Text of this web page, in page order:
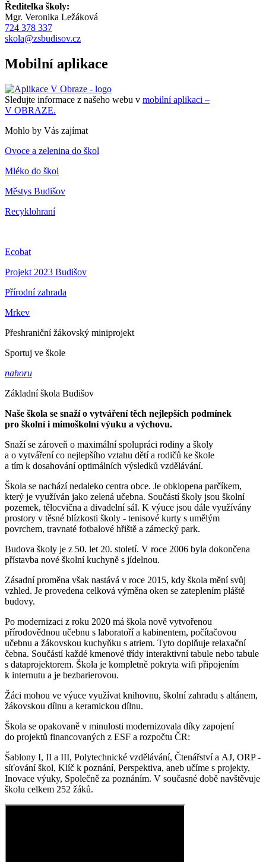
Ředitelka školy:
Mgr. Veronika Ležáková
724 378 337
skola@zsbudisov.cz
Mobilní aplikace
Sledujte informace z našeho webu v mobilní aplikaci –
V OBRAZE.
Mohlo by Vás zajímat
Ovoce a zelenina do škol
Mléko do škol
Městys Budišov
Recyklohraní
Ecobat
Projekt 2023 Budišov
Přírodní zahrada
Mrkev
Přeshraniční žákovský miniprojekt
Sportuj ve škole
nahoru
Základní škola Budišov
Naše škola se snaží o vytváření těch nejlepších podmínek
pro školní i mimoškolní výuku a výchovu.
Snaží se zároveň o maximální spolupráci rodiny a školy
a o vytváření co nejlepšího vztahu dětí a rodičů ke škole
a tím k dosahování optimálních výsledků vzdělávání.
Škola se nachází nedaleko centra obce. Je obklopena parčíkem,
který je využíván jako zelená učebna. Součástí školy jsou školní
pozemek, tělocvična a divadelní sál. K výuce jsou dále využívány
prostory v těsné blízkosti školy - tenisové kurty s umělým
povrchem, travnaté fotbalové hřiště a zámecký park.
Budova školy je z 50. let 20. století. V roce 2006 byla dokončena
přístavba nové školní kuchyně s jídelnou.
Zásadní proměna však nastává v roce 2015, kdy škola mění svůj
vzhled. Je provedena celková výměna oken se zateplením pláště
budovy.
Po modernizaci z roku 2020 má škola nově vytvořenou
přírodovědnou učebnu s laboratoří a kabinentem, počítačovou
učebnu a žákovskou kuchyňku s atriem. Tyto doplňuje relaxační
čebna. Součástí každé kmenové třídy interaktivní tabule nebo tabule
s dataprojektorem. Škola je kompletně pokryta wifi připojením
k internutu a je bezbarierovou.
Žáci mohou ve výuce využívat knihovnu, školní zahradu s altánem,
žákovskou dílnu a keramickou dílnu.
Škola se opakovaně v minulosti modernizovala díky zapojení
do projektů financovaných z ESF a rozpočtu ČR:
Šablony I, II a III, Polytechnické vzdělávání, Čtenářství a AJ, ORP -
síťování škol, Klíč k poznání, Perspektiva, aneb učíme s projekty,
Inovace výuky, Společně za poznáním. V současné době navštěvuje
školu celkem 252 žáků.